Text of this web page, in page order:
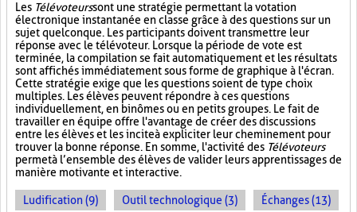
Les Télévoteurssont une stratégie permettant la votation
électronique instantanée en classe grâce à des questions sur un
sujet quelconque. Les participants doivent transmettre leur
réponse avec le télévoteur. Lorsque la période de vote est
terminée, la compilation se fait automatiquement et les résultats
sont affichés immédiatement sous forme de graphique à l'écran.
Cette stratégie exige que les questions soient de type choix
multiples. Les élèves peuvent répondre à ces questions
individuellement, en binômes ou en petits groupes. Le fait de
travailler en équipe offre l'avantage de créer des discussions
entre les élèves et les incite à expliciter leur cheminement pour
trouver la bonne réponse. En somme, l'activité des Télévoteurs
permet à l’ensemble des élèves de valider leurs apprentissages de
manière motivante et interactive.
Ludification (9) Outil technologique (3) Échanges (13)